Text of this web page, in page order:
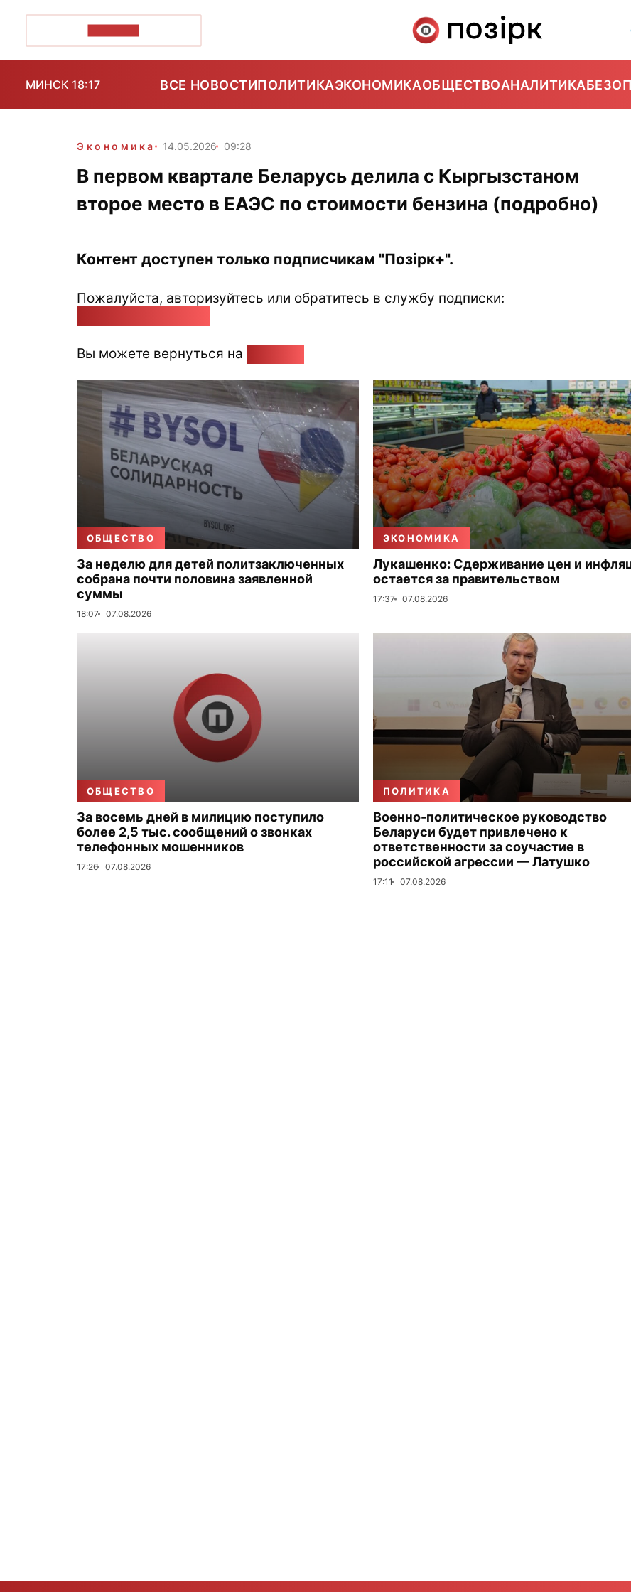
МИНСК 18:17 ВСЕ НОВОСТИПОЛИТИКАЭКОНОМИКАОБЩЕСТВОАНАЛИТИКА
Экономика 14.05.2026 09:28
В первом квартале Беларусь делила с Кыргызстаном
второе место в ЕАЭС по стоимости бензина (подробно)
Контент доступен только подписчикам "Позірк+".
Пожалуйста, авторизуйтесь или обратитесь в службу подписки:
Вы можете вернуться на
ОБЩЕСТВО
За неделю для детей политзаключенных
собрана почти половина заявленной
суммы
18:07 07.08.2026
ЭКОНОМИКА
Лукашенко: Сдерживание цен и
остается за правительством
17:37 07.08.2026
ОБЩЕСТВО
За восемь дней в милицию поступило
более 2,5 тыс. сообщений о звонках
телефонных мошенников
17:26 07.08.2026
ПОЛИТИКА
Военно-политическое руководство
Беларуси будет привлечено к
ответственности за соучастие в
российской агрессии — Латушко
17:11 07.08.2026